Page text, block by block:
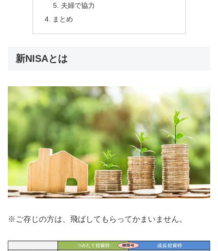
夫婦で協力
まとめ
新NISAとは
※ご存じの方は、飛ばしてもらってかまいません。